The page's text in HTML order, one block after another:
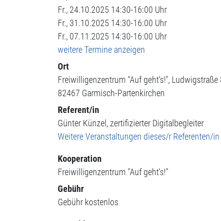
Fr., 24.10.2025 14:30-16:00 Uhr
Fr., 31.10.2025 14:30-16:00 Uhr
Fr., 07.11.2025 14:30-16:00 Uhr
weitere Termine anzeigen
Ort
Freiwilligenzentrum "Auf geht's!" Ludwigstraße
82467 Garmisch-Partenkirchen
Referent/in
Günter Künzel, zertifizierter Digitalbegleiter
Weitere Veranstaltungen dieses/r Referenten/in
Kooperation
Freiwilligenzentrum "Auf geht's!"
Gebühr
Gebühr kostenlos